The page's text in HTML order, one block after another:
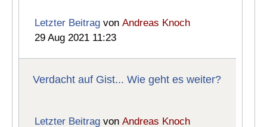
Letzter Beitrag vonAndreas Knoch
29 Aug 2021 11:23
Verdacht auf Gist... Wie geht es weiter?
Letzter Beitrag vonAndreas Knoch